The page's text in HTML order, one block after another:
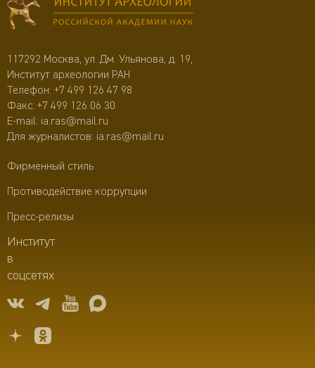
117292 Москва, ул. Дм. Ульянова, д. 19,
Институт археологии РАН
Телефон: +7 499 126 47 98
Факс: +7 499 126 06 30
E-mail: ia.ras@mail.ru
Для журналистов: ia.ras@mail.ru
Фирменный стиль
Противодействие коррупции
Пресс-релизы
Институт
в
соцсетях